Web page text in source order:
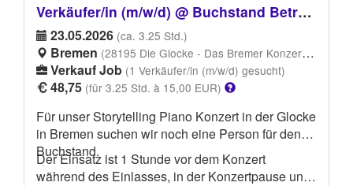
Zu deinen Aufgaben zählen die freundliche
Beratung unserer Gäste, das Kassieren, das
ansprechende Anrichten und die Ausgabe der
Bestellungen. Außerdem bist du für die
Zubereitung von Churros-Teig, Eis und
Kaffeegetränken sowie für leichte Putz- und
Aufräumarbeiten zuständig und sorgst für einen
reibungslosen Ablauf.
Melde dich gern bei uns, wir freuen uns auf ein
Verkäufer/in (m/w/d) @ Buchstand Betreuung und Verkauf beim Klavierkonzert
23.05.2026 (ca. 3.25 Std.)
Bremen (28195 Die Glocke - Das Bremer Konzerthaus, Domsheide 6-8, 28195 Bremen)
Verkauf Job (1 Verkäufer/in (m/w/d) gesucht)
48,75 (für 3.25 Std. à 15,00 EUR)
Für unser Storytelling Piano Konzert in der Glocke
in Bremen suchen wir noch eine Person für den
Buchstand.
Der Einsatz ist 1 Stunde vor dem Konzert
während des Einlasses, in der Konzertpause und